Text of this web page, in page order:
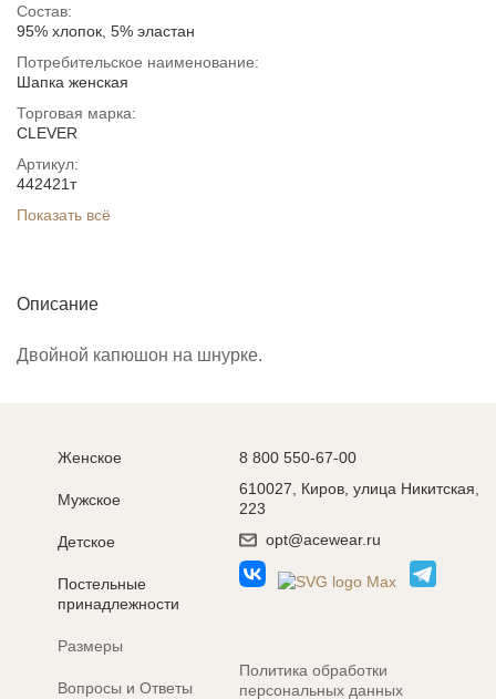
Состав:
95% хлопок, 5% эластан
Потребительское наименование:
Шапка женская
Торговая марка:
CLEVER
Артикул:
442421т
Показать всё
Описание
Двойной капюшон на шнурке.
Женское
Мужское
Детское
Постельные
принадлежности
Размеры
Вопросы и Ответы
8 800 550-67-00
610027, Киров, улица Никитская,
223
opt@acewear.ru
Политика обработки
персональных данных